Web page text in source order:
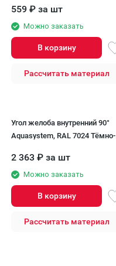
559 ₽ за шт
Можно заказать
В корзину
Рассчитать материал
Угол желоба внутренний 90°
Aquasystem, RAL 7024 Тёмно-
2 363 ₽ за шт
Можно заказать
В корзину
Рассчитать материал